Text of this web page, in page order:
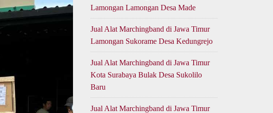
Lamongan Lamongan Desa Made
Jual Alat Marchingband di Jawa Timur
Lamongan Sukorame Desa Kedungrejo
Jual Alat Marchingband di Jawa Timur
Kota Surabaya Bulak Desa Sukolilo
Baru
Jual Alat Marchingband di Jawa Timur